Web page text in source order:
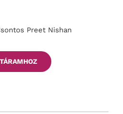
Preet Nishan